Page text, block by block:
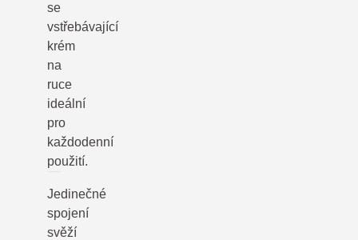
se
vstřebávající
krém
na
ruce
ideální
pro
každodenní
použití.
Jedinečné
spojení
svěží